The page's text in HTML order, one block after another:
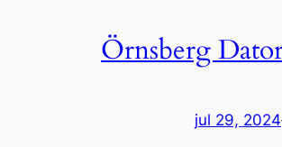
Örnsberg
jul 29, 2024